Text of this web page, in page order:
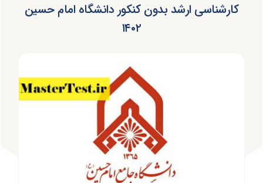
کارشناسی ارشد بدون کنکور دانشگاه امام حسین
۱۴۰۲